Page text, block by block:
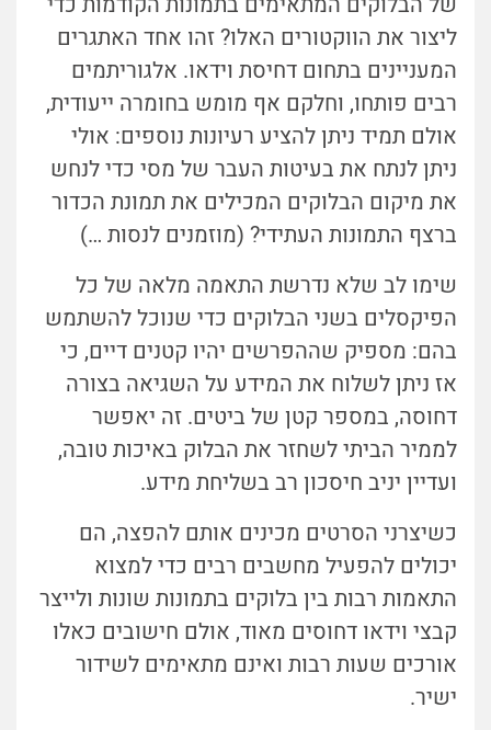
ליצור את הווקטורים האלו? זהו אחד האתגרים
המעניינים בתחום דחיסת וידאו. אלגוריתמים
רבים פותחו, וחלקם אף מומש בחומרה ייעודית,
אולם תמיד ניתן להציע רעיונות נוספים: אולי
ניתן לנתח את בעיטות העבר של מסי כדי לנחש
את מיקום הבלוקים המכילים את תמונת הכדור
ברצף התמונות העתידי? (מוזמנים לנסות …)
שימו לב שלא נדרשת התאמה מלאה של כל
הפיקסלים בשני הבלוקים כדי שנוכל להשתמש
בהם: מספיק שההפרשים יהיו קטנים דיים, כי
אז ניתן לשלוח את המידע על השגיאה בצורה
דחוסה, במספר קטן של ביטים. זה יאפשר
לממיר הביתי לשחזר את הבלוק באיכות טובה,
ועדיין יניב חיסכון רב בשליחת מידע.
כשיצרני הסרטים מכינים אותם להפצה, הם
יכולים להפעיל מחשבים רבים כדי למצוא
התאמות רבות בין בלוקים בתמונות שונות ולייצר
קבצי וידאו דחוסים מאוד, אולם חישובים כאלו
אורכים שעות רבות ואינם מתאימים לשידור
ישיר.